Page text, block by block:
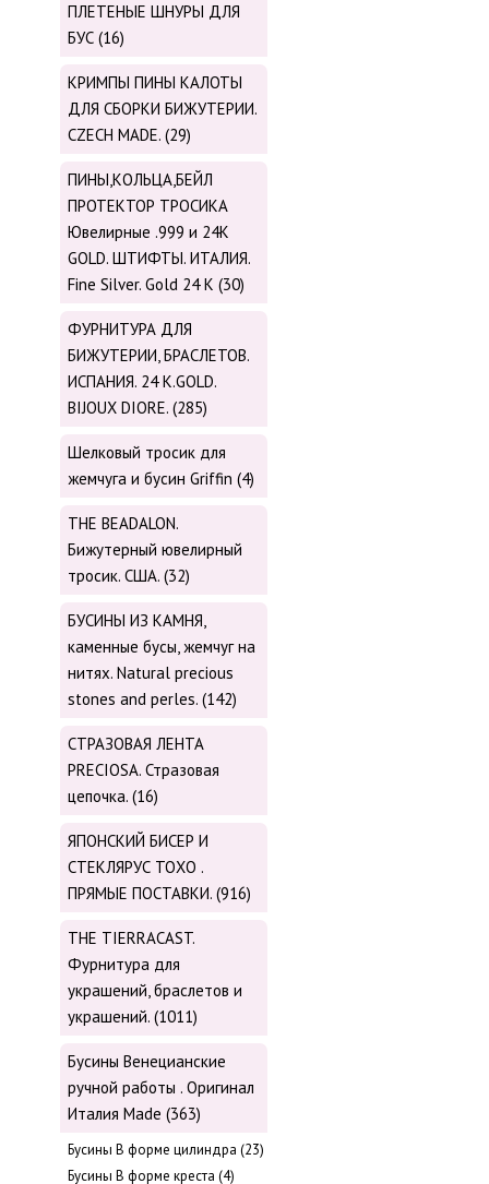
ПЛЕТЕНЫЕ ШНУРЫ ДЛЯ
БУС (16)
КРИМПЫ ПИНЫ КАЛОТЫ
ДЛЯ СБОРКИ БИЖУТЕРИИ.
CZECH MADE. (29)
ПИНЫ,КОЛЬЦА,БЕЙЛ
ПРОТЕКТОР ТРОСИКА
Ювелирные .999 и 24К
GOLD. ШТИФТЫ. ИТАЛИЯ.
Fine Silver. Gold 24 K (30)
ФУРНИТУРА ДЛЯ
БИЖУТЕРИИ, БРАСЛЕТОВ.
ИСПАНИЯ. 24 K.GOLD.
BIJOUX DIORE. (285)
Шелковый тросик для
жемчуга и бусин Griffin (4)
THE BEADALON.
Бижутерный ювелирный
тросик. США. (32)
БУСИНЫ ИЗ КАМНЯ,
каменные бусы, жемчуг на
нитях. Natural precious
stones and perles. (142)
СТРАЗОВАЯ ЛЕНТА
PRECIOSA. Стразовая
цепочка. (16)
ЯПОНСКИЙ БИСЕР И
СТЕКЛЯРУС TOХО .
ПРЯМЫЕ ПОСТАВКИ. (916)
THE TIERRACAST.
Фурнитура для
украшений, браслетов и
украшений. (1011)
Бусины Венецианские
ручной работы . Оригинал
Италия Made (363)
Буcины В форме цилиндра (23)
Бусины В форме креста (4)